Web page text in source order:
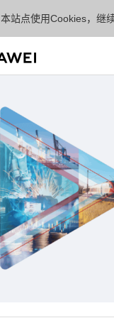
本站点使用Cookies，继